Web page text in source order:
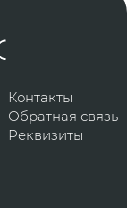
Контакты
Обратная связь
Реквизиты